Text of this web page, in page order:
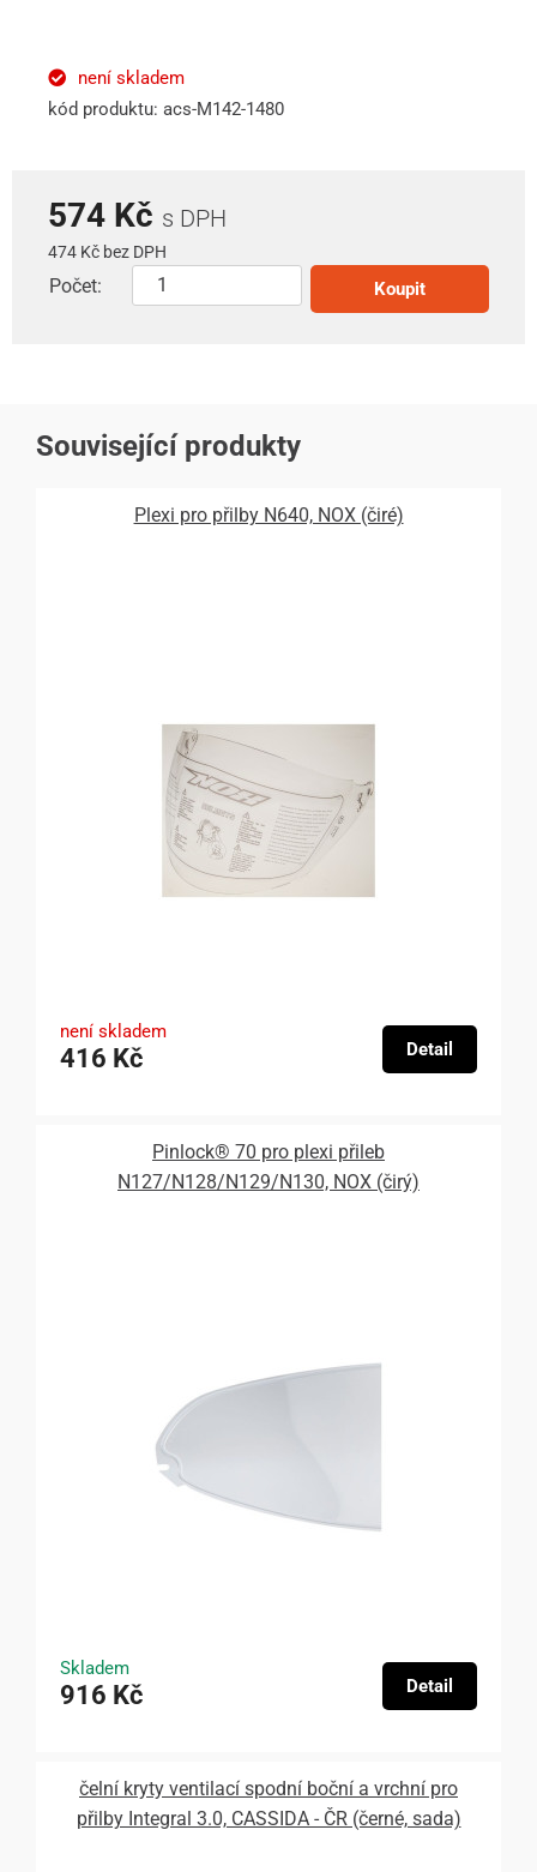
není skladem
kód produktu: acs-M142-1480
574 Kč s DPH
474 Kč bez DPH
Počet: Koupit
Související produkty
Plexi pro přilby N640, NOX (čiré)
není skladem
416 Kč Detail
Pinlock® 70 pro plexi přileb
N127/N128/N129/N130, NOX (čirý)
Skladem
916 Kč Detail
čelní kryty ventilací spodní boční a vrchní pro
přilby Integral 3.0, CASSIDA - ČR (černé, sada)